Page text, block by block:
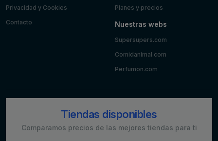
Privacidad y Cookies
Contacto
Planes y precios
Nuestras webs
Supersupers.com
Comidanimal.com
Perfumon.com
Tiendas disponibles
Comparamos precios de las mejores tiendas para ti